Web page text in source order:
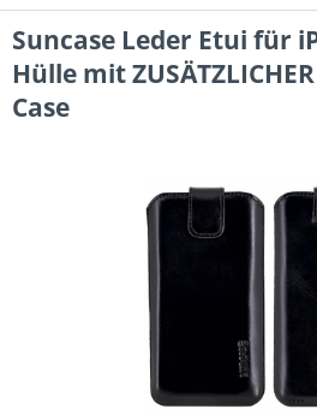
Suncase Leder Etui für
Hülle mit
Case